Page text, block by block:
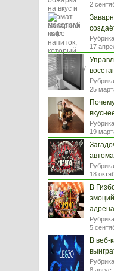
2
17
25
19
18
В
5
В веб-